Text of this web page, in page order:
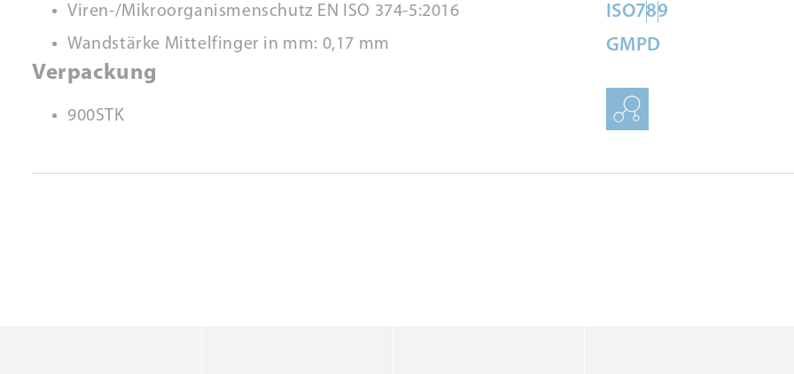
Viren-/Mikroorganismenschutz EN ISO 374-5:2016
Wandstärke Mittelfinger in mm: 0,17 mm
Verpackung
900STK
ISO789
GMPD